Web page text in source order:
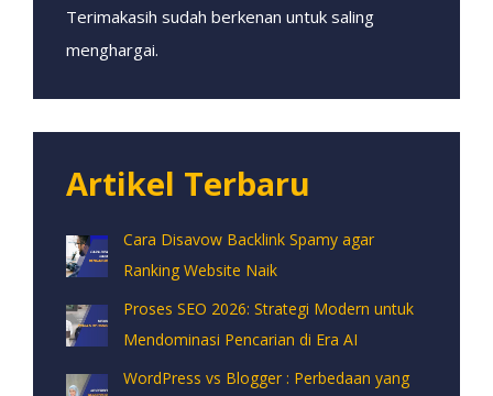
Terimakasih sudah berkenan untuk saling
menghargai.
Artikel Terbaru
Cara Disavow Backlink Spamy agar
Ranking Website Naik
Proses SEO 2026: Strategi Modern untuk
Mendominasi Pencarian di Era AI
WordPress vs Blogger : Perbedaan yang